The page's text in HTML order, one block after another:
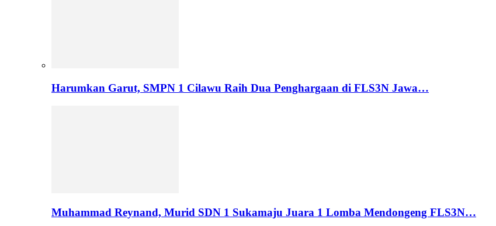
Harumkan Garut, SMPN 1 Cilawu Raih Dua Penghargaan di FLS3N Jawa…
Muhammad Reynand, Murid SDN 1 Sukamaju Juara 1 Lomba Mendongeng FLS3N…